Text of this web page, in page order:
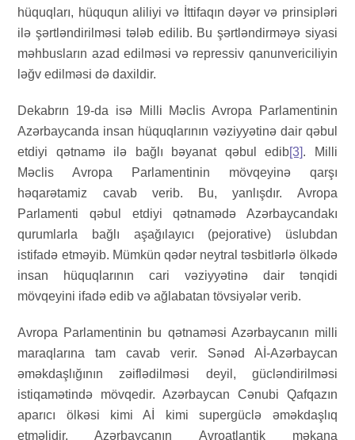
hüquqları, hüququn aliliyi və İttifaqın dəyər və prinsipləri
ilə şərtləndirilməsi tələb edilib. Bu şərtləndirməyə siyasi
məhbusların azad edilməsi və repressiv qanunvericiliyin
ləğv edilməsi də daxildir.
Dekabrın 19-da isə Milli Məclis Avropa Parlamentinin
Azərbaycanda insan hüquqlarının vəziyyətinə dair qəbul
etdiyi qətnamə ilə bağlı bəyanat qəbul edib[3]. Milli
Məclis Avropa Parlamentinin mövqeyinə qarşı
həqarətamiz cavab verib. Bu, yanlışdır. Avropa
Parlamenti qəbul etdiyi qətnamədə Azərbaycandakı
qurumlarla bağlı aşağılayıcı (pejorative) üslubdan
istifadə etməyib. Mümkün qədər neytral təsbitlərlə ölkədə
insan hüquqlarının cari vəziyyətinə dair tənqidi
mövqeyini ifadə edib və ağlabatan tövsiyələr verib.
Avropa Parlamentinin bu qətnaməsi Azərbaycanın milli
maraqlarına tam cavab verir. Sənəd Aİ-Azərbaycan
əməkdaşlığının zəiflədilməsi deyil, gücləndirilməsi
istiqamətində mövqedir. Azərbaycan Cənubi Qafqazın
aparıcı ölkəsi kimi Aİ kimi supergüclə əməkdaşlıq
etməlidir. Azərbaycanın Avroatlantik məkana